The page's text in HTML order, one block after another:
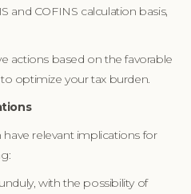
and COFINS calculation basis,
actions based on the favorable
optimize your tax burden.
relevant implications for
with the possibility of